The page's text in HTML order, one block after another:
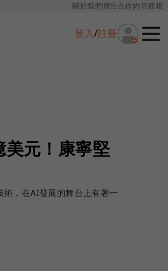
關於我們廣告合作內容授權
登入/註冊
元！康寧堅
，在AI發展的舞台上有著一